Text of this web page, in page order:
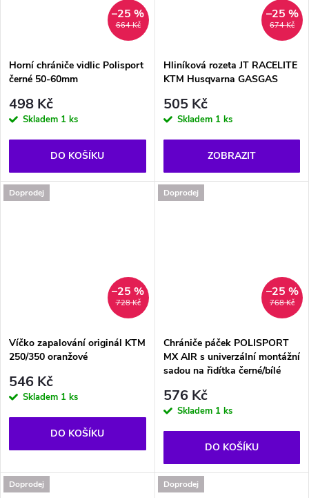
664 Kč
–25 %
Horní chrániče vidlic Polisport
černé 50-60mm
498 Kč
Skladem 1 ks
DO KOŠÍKU
674 Kč
–25 %
Hliníková rozeta JT RACELITE
KTM Husqvarna GASGAS
505 Kč
Skladem 1 ks
ZOBRAZIT
Doprodej
728 Kč
–25 %
Víčko zapalování originál KTM
250/350 oranžové
546 Kč
Skladem 1 ks
DO KOŠÍKU
Doprodej
768 Kč
–25 %
Chrániče páček POLISPORT
MX AIR s univerzální montážní
sadou na řidítka černé/bílé
576 Kč
Skladem 1 ks
DO KOŠÍKU
Doprodej Doprodej